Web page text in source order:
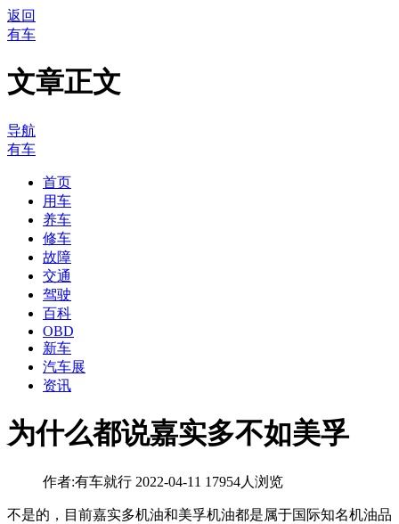
返回
有车
文章正文
导航
有车
首页
用车
养车
修车
故障
交通
驾驶
百科
OBD
新车
汽车展
资讯
为什么都说嘉实多不如美孚
作者:有车就行 2022-04-11 17954人浏览
不是的，目前嘉实多机油和美孚机油都是属于国际知名机油品